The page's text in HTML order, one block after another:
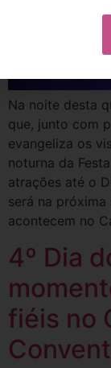
Na noite desta
que, junto com
evangeliza os
noturna da
atrações até o
será na próxima
acontecem no
4º Dia
fiéis no